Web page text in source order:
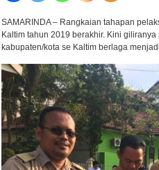
SAMARINDA – Rangkaian tahapan
Kaltim tahun 2019 berakhir. Kini
kabupaten/kota se Kaltim berlaga